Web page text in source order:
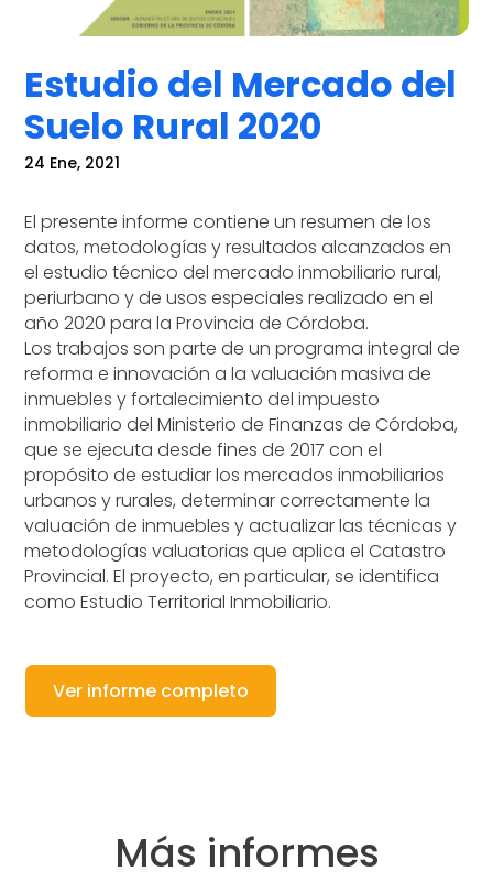
Estudio del Mercado del
Suelo Rural 2020
24 Ene, 2021
El presente informe contiene un resumen de los
datos, metodologías y resultados alcanzados en
el estudio técnico del mercado inmobiliario rural,
periurbano y de usos especiales realizado en el
año 2020 para la Provincia de Córdoba.
Los trabajos son parte de un programa integral de
reforma e innovación a la valuación masiva de
inmuebles y fortalecimiento del impuesto
inmobiliario del Ministerio de Finanzas de Córdoba,
que se ejecuta desde fines de 2017 con el
propósito de estudiar los mercados inmobiliarios
urbanos y rurales, determinar correctamente la
valuación de inmuebles y actualizar las técnicas y
metodologías valuatorias que aplica el Catastro
Provincial. El proyecto, en particular, se identifica
como Estudio Territorial Inmobiliario.
Ver informe completo
Más informes